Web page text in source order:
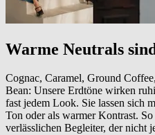
Warme Neutrals
Cognac, Caramel, Ground
Bean: Unsere Erdtöne wirken
fast jedem Look. Sie lassen sich
Ton oder als warmer Kontrast.
verlässlichen Begleiter, der nicht